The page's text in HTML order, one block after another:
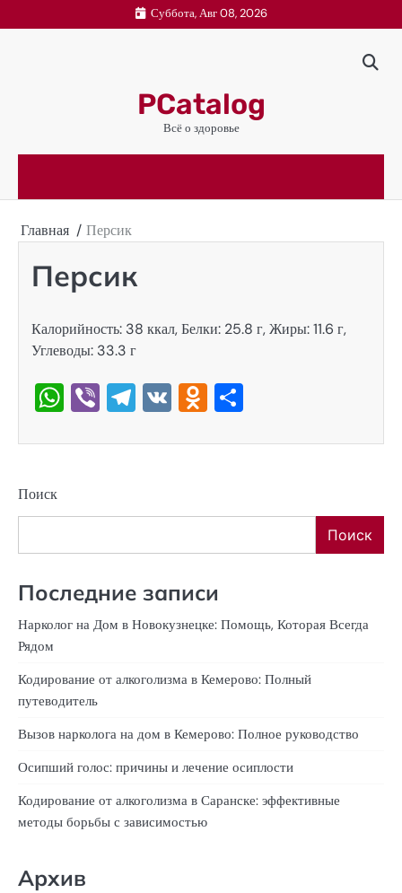
к
Суббота, Авг 08, 2026
PCatalog
Всё о здоровье
Главная Персик
Персик
Калорийность: 38 ккал, Белки: 25.8 г, Жиры: 11.6 г,
Углеводы: 33.3 г
WhatsApp
ViberTelegram
VKOdnoklassniki
Поиск
Поиск
Последние записи
Нарколог на Дом в Новокузнецке: Помощь, Которая Всегда
Рядом
Кодирование от алкоголизма в Кемерово: Полный
путеводитель
Вызов нарколога на дом в Кемерово: Полное руководство
Осипший голос: причины и лечение осиплости
Кодирование от алкоголизма в Саранске: эффективные
методы борьбы с зависимостью
Архив